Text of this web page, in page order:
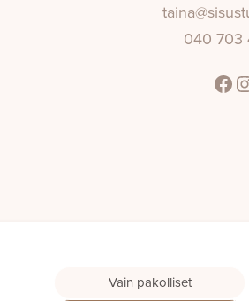
040 703
Vain pakolliset